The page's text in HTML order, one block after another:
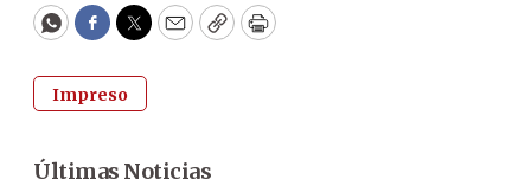
WhatsApp
Facebook
Twitter
EmailCopyPrint
Impreso
Últimas Noticias